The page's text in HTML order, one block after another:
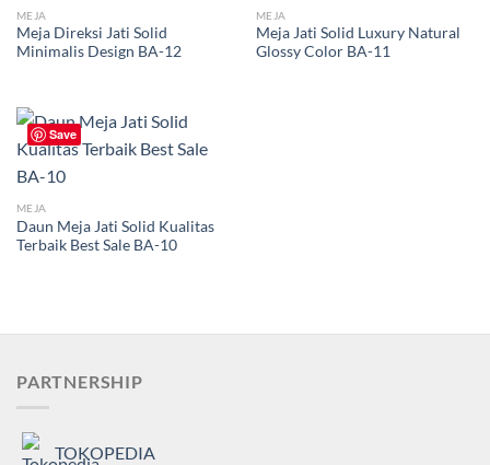
MEJA
Meja Direksi Jati Solid
Minimalis Design BA-12
MEJA
Meja Jati Solid Luxury Natural
Glossy Color BA-11
Save
MEJA
Daun Meja Jati Solid Kualitas
Terbaik Best Sale BA-10
PARTNERSHIP
TOKOPEDIA